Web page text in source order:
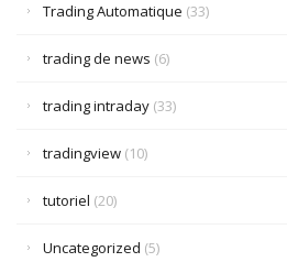
Trading Automatique (33)
trading de news (6)
trading intraday (33)
tradingview (10)
tutoriel (20)
Uncategorized (5)